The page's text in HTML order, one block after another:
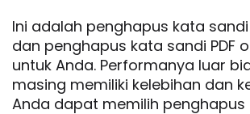
Ini adalah penghapus kata sandi
dan penghapus kata sandi PDF
untuk Anda. Performanya luar
masing memiliki kelebihan dan
Anda dapat memilih penghapus